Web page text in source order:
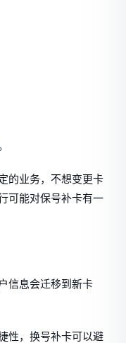
的业务，不想变更卡
可能对保号补卡有一
信息会迁移到新卡
性，换号补卡可以避